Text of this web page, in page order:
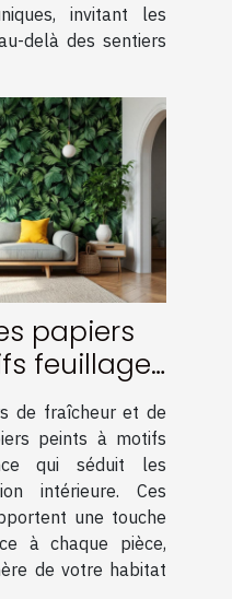
invitant les
delà des sentiers
papiers
feuillage
ils votre
?
de fraîcheur et de
peints à motifs
qui séduit les
intérieure. Ces
une touche
à chaque pièce,
de votre habitat